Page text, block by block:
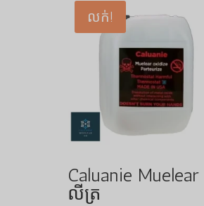
លក់!
Caluanie
លីត្រ